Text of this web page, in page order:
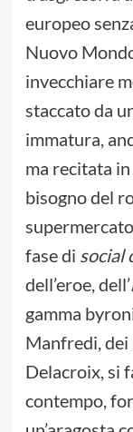
europeo
Nuovo
invecchiare
staccato da
immatura,
ma recitata
bisogno del
fase di social
dell’eroe, dell’
gamma
Manfredi, dei
Delacroix, si
contempo,